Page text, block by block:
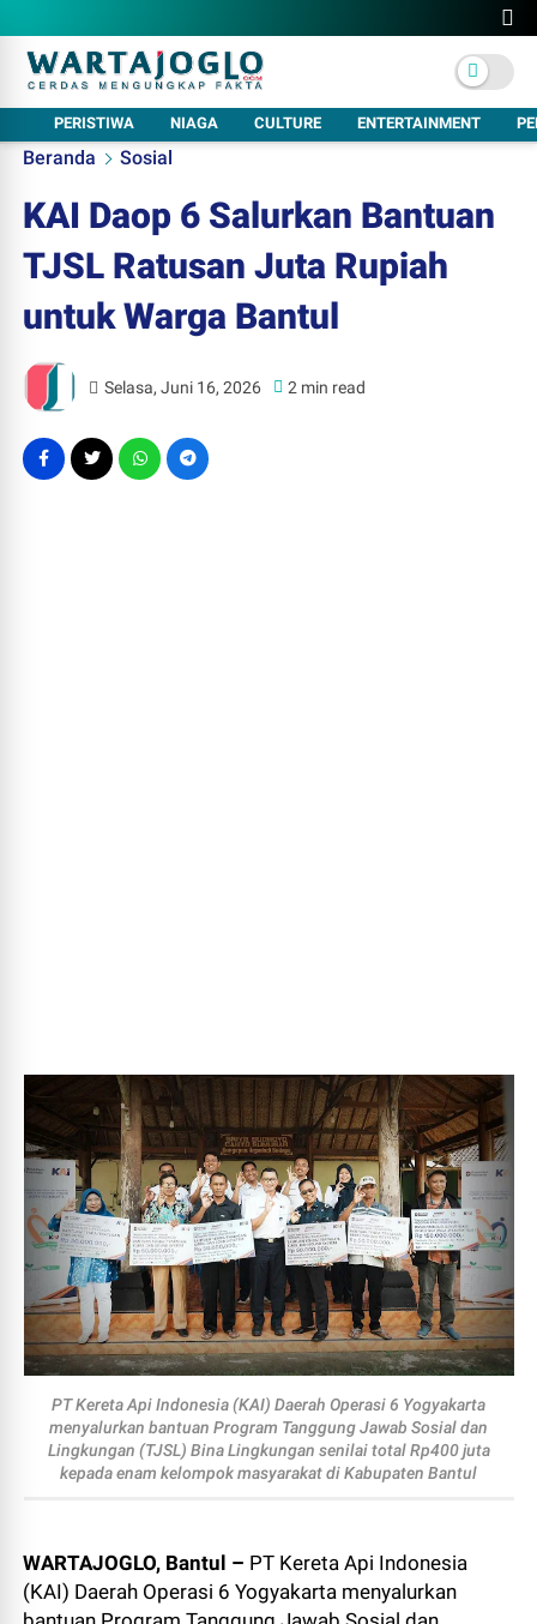
PERISTIWA NIAGA CULTURE ENTERTAINMENT
Beranda Sosial
KAI Daop 6 Salurkan Bantuan
TJSL Ratusan Juta Rupiah
untuk Warga Bantul
Selasa, Juni 16, 2026 2 min read
PT Kereta Api Indonesia (KAI) Daerah Operasi 6 Yogyakarta
menyalurkan bantuan Program Tanggung Jawab Sosial dan
Lingkungan (TJSL) Bina Lingkungan senilai total Rp400 juta
kepada enam kelompok masyarakat di Kabupaten Bantul
WARTAJOGLO, Bantul – PT Kereta Api Indonesia
(KAI) Daerah Operasi 6 Yogyakarta menyalurkan